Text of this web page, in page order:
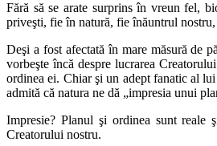
Fără să se arate surprins în vreun fel,
priveşti, fie în natură, fie înăuntrul
Deşi a fost afectată în mare măsură de
vorbeşte încă despre lucrarea
ordinea ei. Chiar şi un adept fanatic al
admită că natura ne dă „impresia unui
Impresie? Planul şi ordinea sunt reale
Creatorului nostru.